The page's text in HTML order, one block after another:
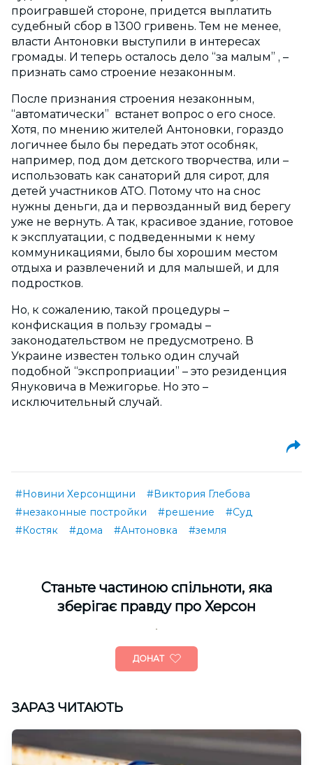
проигравшей стороне, придется выплатить
судебный сбор в 1300 гривень. Тем не менее,
власти Антоновки выступили в интересах
громады. И теперь осталось дело “за малым” , –
признать само строение незаконным.
После признания строения незаконным,
“автоматически” встанет вопрос о его сносе.
Хотя, по мнению жителей Антоновки, гораздо
логичнее было бы передать этот особняк,
например, под дом детского творчества, или –
использовать как санаторий для сирот, для
детей участников АТО. Потому что на снос
нужны деньги, да и первозданный вид берегу
уже не вернуть. А так, красивое здание, готовое
к эксплуатации, с подведенными к нему
коммуникациями, было бы хорошим местом
отдыха и развлечений и для малышей, и для
подростков.
Но, к сожалению, такой процедуры –
конфискация в пользу громады –
законодательством не предусмотрено. В
Украине известен только один случай
подобной “экспроприации” – это резиденция
Януковича в Межигорье. Но это –
исключительный случай.
#Новини Херсонщини
#Виктория Глебова
#незаконные постройки
#решение
#Суд
#Костяк
#дома #Антоновка #земля
Cтаньте частиною спільноти, яка
зберігає правду про Херсон
ДОНАТ
ЗАРАЗ ЧИТАЮТЬ